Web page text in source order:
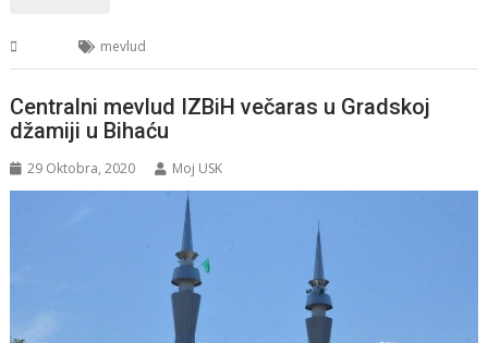
mevlud
Centralni mevlud IZBiH večaras u Gradskoj
džamiji u Bihaću
29 Oktobra, 2020 Moj USK